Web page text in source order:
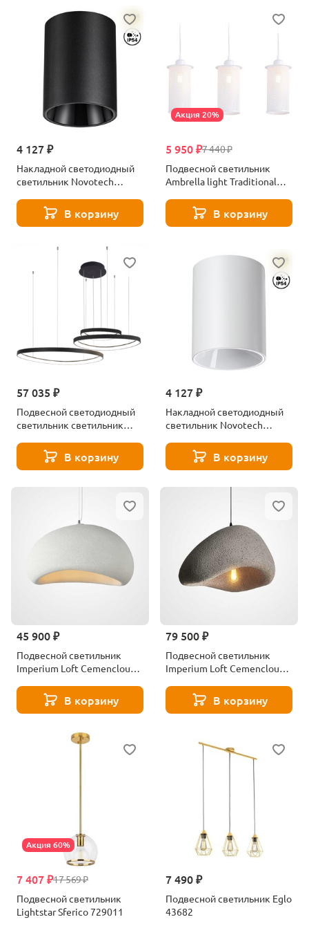
4 127 ₽
Накладной светодиодный
светильник Novotech
В корзину
Акция 20%
7 440 ₽
5 950 ₽
Подвесной светильник
Ambrella light Traditional
В корзину
57 035 ₽
Подвесной светодиодный
светильник светильник
В корзину
4 127 ₽
Накладной светодиодный
светильник Novotech
В корзину
45 900 ₽
Подвесной светильник
Imperium Loft Cemencloud
В корзину
79 500 ₽
Подвесной светильник
Imperium Loft Cemencloud
В корзину
Акция 60%
17 569 ₽
7 407 ₽
Подвесной светильник
Lightstar Sferico 729011
7 490 ₽
Подвесной светильник Eglo
43682